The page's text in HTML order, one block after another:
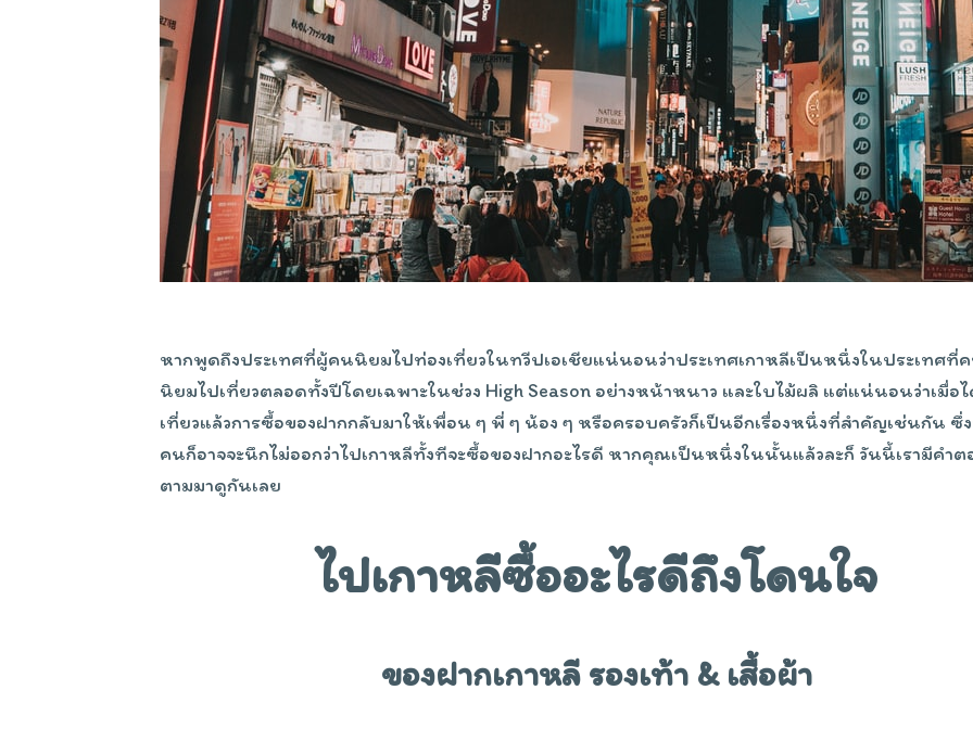
หากพูดถึงประเทศที่ผู้คนนิยมไปท่องเที่ยวในทวีปเอเชียแน่นอนว่าประเทศเกาหลีเป็นหนึ่งในประเทศที่
นิยมไปเที่ยวตลอดทั้งปีโดยเฉพาะในช่วง High Season อย่างหน้าหนาว และใบไม้ผลิ แต่แน่นอนว่าเมื่อ
เที่ยวแล้วการซื้อของฝากกลับมาให้เพื่อน ๆ พี่ ๆ น้อง ๆ หรือครอบครัวก็เป็นอีกเรื่องหนึ่งที่สำคัญเช่นกัน ซึ่
คนก็อาจจะนึกไม่ออกว่าไปเกาหลีทั้งทีจะซื้อของฝากอะไรดี หากคุณเป็นหนึ่งในนั้นแล้วละก็ วันนี้เรามีคำ
ตามมาดูกันเลย
ไปเกาหลีซื้ออะไรดีถึงโดนใจ
ของฝากเกาหลี รองเท้า & เสื้อผ้า